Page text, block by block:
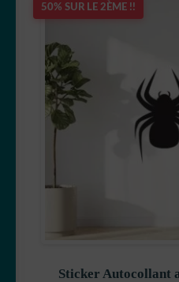
50% SUR LE 2ÈME !!
Sticker Autocollant